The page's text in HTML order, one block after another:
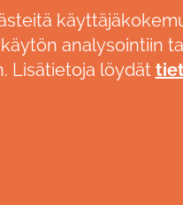
analysointiin
Lisätietoja löydät